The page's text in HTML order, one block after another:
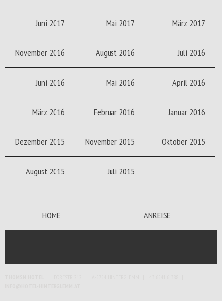
Juni 2017 Mai 2017 März 2017
November 2016 August 2016 Juli 2016
Juni 2016 Mai 2016 April 2016
März 2016 Februar 2016 Januar 2016
Dezember 2015 November 2015 Oktober 2015
August 2015 Juli 2015
HOME ANREISE